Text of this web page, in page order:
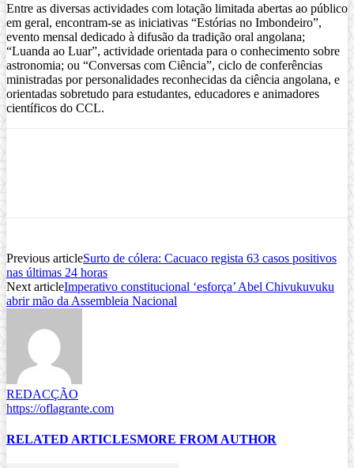
Entre as diversas actividades com lotação limitada abertas ao público
em geral, encontram-se as iniciativas “Estórias no Imbondeiro”,
evento mensal dedicado à difusão da tradição oral angolana;
“Luanda ao Luar”, actividade orientada para o conhecimento sobre
astronomia; ou “Conversas com Ciência”, ciclo de conferências
ministradas por personalidades reconhecidas da ciência angolana, e
orientadas sobretudo para estudantes, educadores e animadores
científicos do CCL.
Previous articleSurto de cólera: Cacuaco regista 63 casos positivos
nas últimas 24 horas
Next articleImperativo constitucional ‘esforça’ Abel Chivukuvuku
abrir mão da Assembleia Nacional
REDACÇÃO
https://oflagrante.com
RELATED ARTICLESMORE FROM AUTHOR